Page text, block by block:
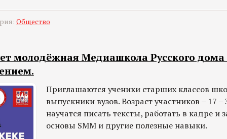
Общество
молодёжная Медиашкола Русского дома
Приглашаются ученики старших классов
выпускники вузов. Возраст участников – 17
научатся писать тексты, работать в кадре и
основы SMM и другие полезные навыки.